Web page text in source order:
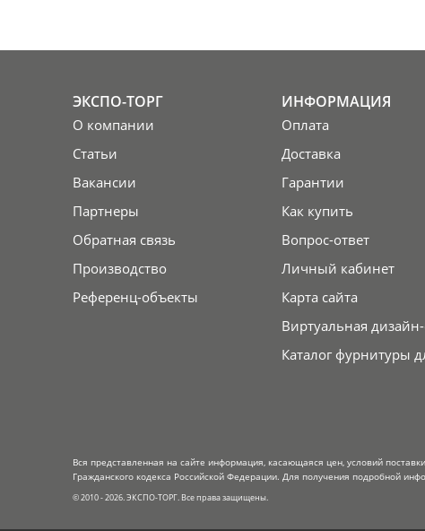
ЭКСПО-ТОРГ
О компании
Статьи
Вакансии
Партнеры
Обратная связь
Производство
Референц-объекты
ИНФОРМАЦИЯ
Оплата
Доставка
Гарантии
Как купить
Вопрос-ответ
Личный кабинет
Карта сайта
Виртуальная
Каталог фурнитуры
Вся представленная на сайте информация, касающаяся цен, условий
Гражданского кодекса Российской Федерации. Для получения подробной
© 2010 - 2026. ЭКСПО-ТОРГ. Все права защищены.